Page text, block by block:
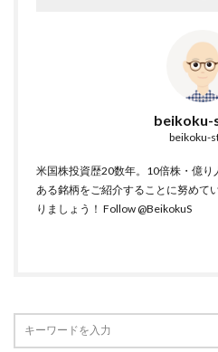
beikoku-
beikoku-
米国株投資歴20数年。10倍株・億
ある銘柄をご紹介することに努めて
りましょう！ Follow @BeikokuS